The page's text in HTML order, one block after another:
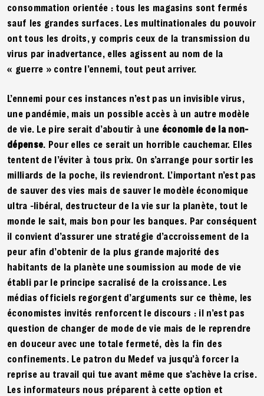
consommation orientée : tous les magasins sont fermés
sauf les grandes surfaces. Les multinationales du pouvoir
ont tous les droits, y compris ceux de la transmission du
virus par inadvertance, elles agissent au nom de la
« guerre » contre l’ennemi, tout peut arriver.
L’ennemi pour ces instances n’est pas un invisible virus,
une pandémie, mais un possible accès à un autre modèle
de vie. Le pire serait d’aboutir à une économie de la non-
dépense. Pour elles ce serait un horrible cauchemar. Elles
tentent de l’éviter à tous prix. On s’arrange pour sortir les
milliards de la poche, ils reviendront. L’important n’est pas
de sauver des vies mais de sauver le modèle économique
ultra -libéral, destructeur de la vie sur la planète, tout le
monde le sait, mais bon pour les banques. Par conséquent
il convient d’assurer une stratégie d’accroissement de la
peur afin d’obtenir de la plus grande majorité des
habitants de la planète une soumission au mode de vie
établi par le principe sacralisé de la croissance. Les
médias officiels regorgent d’arguments sur ce thème, les
économistes invités renforcent le discours : il n’est pas
question de changer de mode de vie mais de le reprendre
en douceur avec une totale fermeté, dès la fin des
confinements. Le patron du Medef va jusqu’à forcer la
reprise au travail qui tue avant même que s’achève la crise.
Les informateurs nous préparent à cette option et